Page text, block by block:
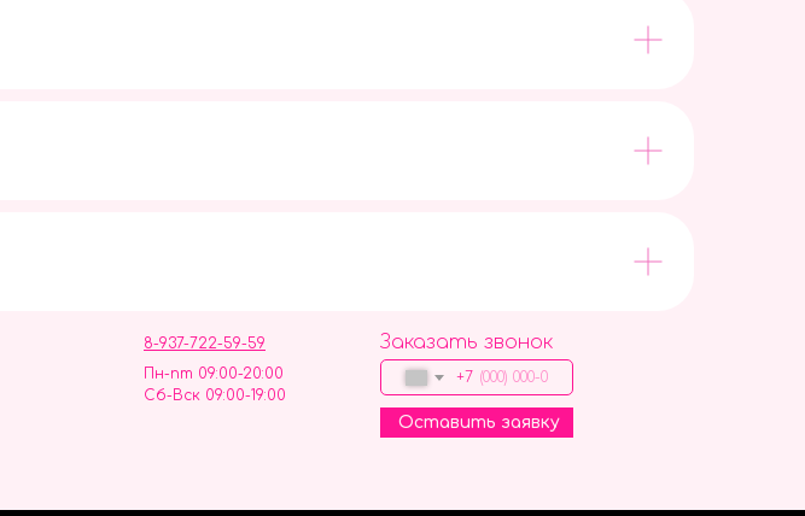
8-937-722-59-59
Пн-пт 09:00-20:00
Сб-Вск 09:00-19:00
Заказать звонок
+7
Оставить заявку